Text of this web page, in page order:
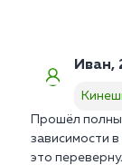
Иван,
Прошёл
зависимости в
это